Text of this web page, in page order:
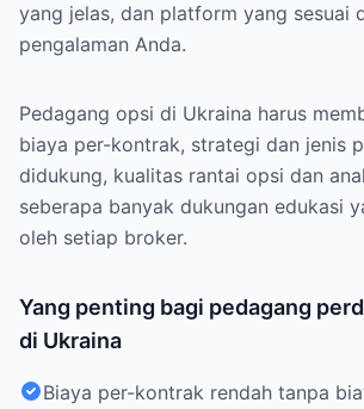
yang jelas, dan platform yang sesuai
pengalaman Anda.
Pedagang opsi di Ukraina harus
biaya per-kontrak, strategi dan jenis
didukung, kualitas rantai opsi dan
seberapa banyak dukungan edukasi
oleh setiap broker.
Yang penting bagi pedagang
di Ukraina
Biaya per-kontrak rendah tanpa